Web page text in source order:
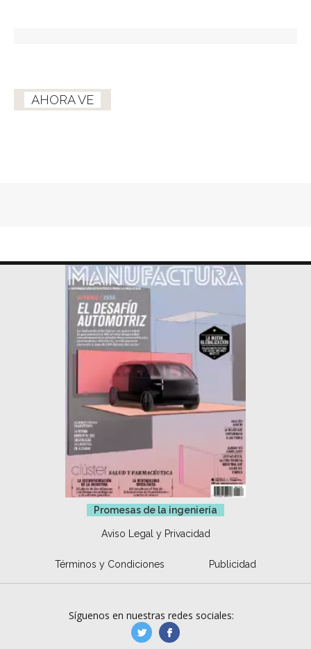
AHORA VE
Promesas de la ingeniería
Aviso Legal y Privacidad
Términos y Condiciones Publicidad
Síguenos en nuestras redes sociales:
manufacturaGE